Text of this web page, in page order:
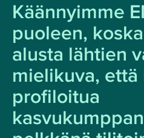
Käännyimme
puoleen,
alusta lähtien
mielikuva, että
profiloitua